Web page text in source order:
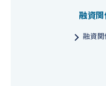
融資
融資